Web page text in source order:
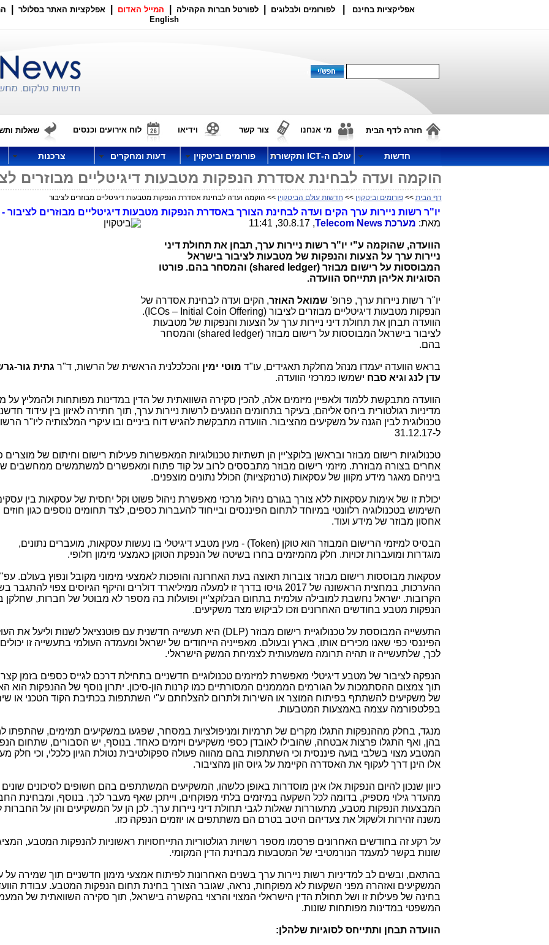
אפליקציות בחינם לפורומים ולבלוגים לפורטל חברות הקהילה המייל האדום אפלקציות האתר בסלולר
English
חזרה לדף הבית מי אנחנו צור קשר וידיאו לוח אירועים וכנסים שאלות
חדשות עולם ה-ICT ותקשורת פורומים וביטקוין דעות ומחקרים צרכנות
הוקמה ועדה לבחינת אסדרת הנפקות מטבעות דיגיטליים מבוזרים
דף הבית >>פורומים וביטקוין >> חדשות עולם הביטקוין >> הוקמה ועדה לבחינת אסדרת הנפקות מטבעות דיגיטליים מבוזרים לציבור
יו"ר רשות ניירות ערך הקים ועדה לבחינת הצורך באסדרת הנפקות מטבעות דיגיטליים מבוזרים לציבור-
מאת: מערכתTelecom News
, 30.8.17, 11:41
הוועדה, שהוקמה ע"י יו"ר רשות ניירות ערך, תבחן את תחולת דיני
ניירות ערך על הצעות והנפקות של מטבעות לציבור בישראל
המבוססות על רישום מבוזר (shared ledger) והמסחר בהם. פורטו
הסוגיות אליהן תתייחס הוועדה.
יו"ר רשות ניירות ערך, פרופ'שמואל האוזר, הקים ועדה לבחינת אסדרה של
הנפקות מטבעות דיגיטליים מבוזרים לציבור (ICOs – Initial Coin Offering
).
הוועדה תבחן את תחולת דיני ניירות ערך על הצעות והנפקות של מטבעות
לציבור בישראל המבוססות על רישום מבוזר (shared ledger) והמסחר
בהם.
בראש הוועדה יעמדו מנהל מחלקת תאגידים, עו"ד מוטי ימין והכלכלנית הראשית של הרשות, ד"ר גתית גור-
עדן לנג וגיא סבח ישמשו כמרכזי הוועדה.
הוועדה מתבקשת ללמוד ולאפיין מיזמים אלה, להכין סקירה השוואתית של הדין במדינות מפותחות ולהמליץ על
מדיניות רגולטורית ביחס אליהם, בעיקר בתחומים הנוגעים לרשות ניירות ערך, תוך חתירה לאיזון בין עידוד
טכנולוגית לבין הגנה על משקיעים מהציבור. הוועדה מתבקשת להגיש דוח ביניים ובו עיקרי המלצותיה ליו"ר
ל-31.12.17
טכנולוגיות רישום מבוזר ובראשן בלוקצ'יין הן תשתיות טכנולוגיות המאפשרות פעילות רישום וחיתום של מוצרים
אחרים בצורה מבוזרת. מיזמי רישום מבוזר מתבססים לרוב על קוד פתוח ומאפשרים למשתמשים ממחשבים
ביניהם מאגר מידע מקוון של עסקאות (טרנזקציות) הכולל נתונים מוצפנים.
יכולת זו של אימות עסקאות ללא צורך בגורם ניהול מרכזי מאפשרת ניהול פשוט וקל יחסית של עסקאות בין
השימוש בטכנולוגיה רלוונטי במיוחד לתחום הפיננסים ובייחוד להעברות כספים, לצד תחומים נוספים כגון
אחסון מבוזר של מידע ועוד.
הבסיס למיזמי הרישום המבוזר הוא טוקן (Token) - מעין מטבע דיגיטלי בו נעשות עסקאות, מועברים נתונים,
מוגדרות ומועברות זכויות. חלק מהמיזמים בחרו בשיטה של הנפקת הטוקן כאמצעי מימון חלופי.
עסקאות מבוססות רישום מבוזר צוברות תאוצה בעת האחרונה והופכות לאמצעי מימוני מקובל ונפוץ בעולם.
ההערכות, במחצית הראשונה של 2017 גויסו בדרך זו למעלה ממיליארד דולרים והיקף הגיוסים צפוי להתגבר
הקרובות. ישראל נחשבת למובילה עולמית בתחום הבלוקצ'יין ופועלות בה מספר לא מבוטל של חברות, שחלקן
הנפקות מטבע בחודשים האחרונים וזכו לביקוש מצד משקיעים.
התעשייה המבוססת על טכנולוגיית רישום מבוזר ((DLP היא תעשייה חדשנית עם פוטנציאל לשנות וליעל את
הפיננסי כפי שאנו מכירים אותו, בארץ ובעולם. מאפייניה הייחודים של ישראל ומעמדה העולמי בתעשייה זו
לכך, שלתעשייה זו תהיה תרומה משמעותית לצמיחת המשק הישראלי.
הנפקה לציבור של מטבע דיגיטלי מאפשרת למיזמים טכנולוגיים חדשניים בתחילת דרכם לגייס כספים בזמן
תוך צמצום ההסתמכות על הגורמים המממנים המסורתיים כמו קרנות הון-סיכון. יתרון נוסף של ההנפקות הוא
של משקיעים להשתתף בפיתוח המוצר או השירות ולתרום להצלחתם ע"י השתתפות בכתיבת הקוד הטכני או
בפלטפורמה עצמה באמצעות המטבעות.
מנגד, בחלק מההנפקות התגלו מקרים של תרמיות ומניפולציות במסחר, שפגעו במשקיעים תמימים, שהתפתו
בהן, ואף התגלו פרצות אבטחה, שהובילו לאובדן כספי משקיעים ויזמים כאחד. בנוסף, יש הסבורים, שתחום
המטבע מצוי בשלבי בועה פיננסית וכי השתתפות בהם מהווה פעולה ספקולטיבית נטולת הגיון כלכלי, וכי חלק
אלו הינן דרך לעקוף את האסדרה הקיימת על גיוס הון מהציבור.
כיוון שנכון להיום הנפקות אלו אינן מוסדרות באופן כלשהו, המשקיעים המשתתפים בהם חשופים לסיכונים שונים
מהעדר גילוי מספיק, בדומה לכל השקעה במיזמים בלתי מפוקחים, וייתכן שאף מעבר לכך. בנוסף, ומבחינת
המבצעות הנפקות מטבע, מתעוררות שאלות לגבי תחולת דיני ניירות ערך. לכן הן על המשקיעים והן על החברות
משנה זהירות ולשקול את צעדיהם היטב בטרם הם משתתפים או יוזמים הנפקה כזו.
על רקע זה בחודשים האחרונים פרסמו מספר רשויות רגולטוריות התייחסויות ראשוניות להנפקות המטבע,
שונות בקשר למעמד הנורמטיבי של המטבעות מבחינת הדין המקומי.
בהתאם, ובשים לב למדיניות רשות ניירות ערך בשנים האחרונות לפיתוח אמצעי מימון חדשניים תוך שמירה על
המשקיעים ואזהרה מפני השקעות לא מפוקחות, נראה, שגובר הצורך בחינת תחום הנפקות המטבע. עבודת
בחינה של פעילות זו ושל תחולת הדין הישראלי המצוי והרצוי בהקשרה בישראל, תוך סקירה השוואתית של
המשפטי במדינות מפותחות שונות.
הוועדה תבחן ותתייחס לסוגיות שלהלן: